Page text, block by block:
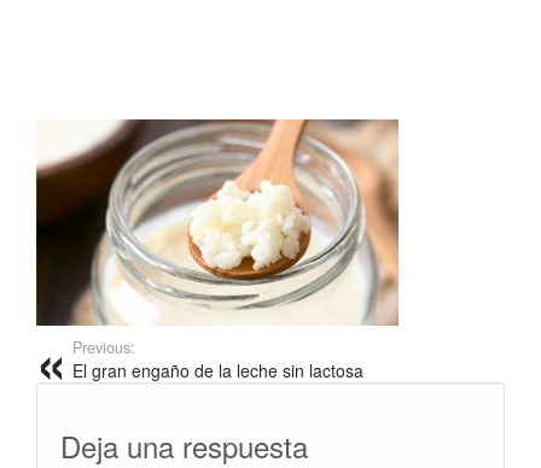
Previous:
El gran engaño de la leche sin lactosa
Deja una respuesta